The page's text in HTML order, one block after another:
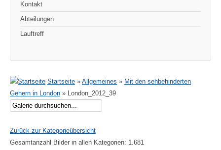
Kontakt
Abteilungen
Lauftreff
Startseite » Allgemeines » Mit den sehbehinderten
Gehern in London » London_2012_39
Zurück zur Kategorieübersicht
Gesamtanzahl Bilder in allen Kategorien: 1.681